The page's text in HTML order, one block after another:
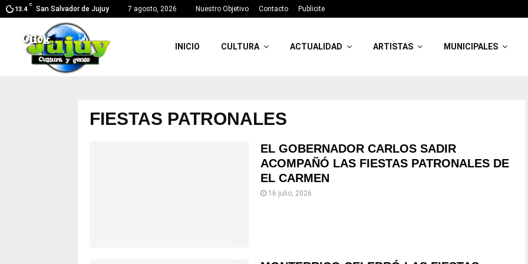
13.4
C
San Salvador de Jujuy 7 agosto, 2026 Nuestro Objetivo Contacto Publicite
INICIO CULTURA ACTUALIDAD ARTISTAS MUNICIPALES
FIESTAS PATRONALES
EL GOBERNADOR CARLOS SADIR
ACOMPAÑÓ LAS FIESTAS PATRONALES DE
EL CARMEN
16 julio, 2026